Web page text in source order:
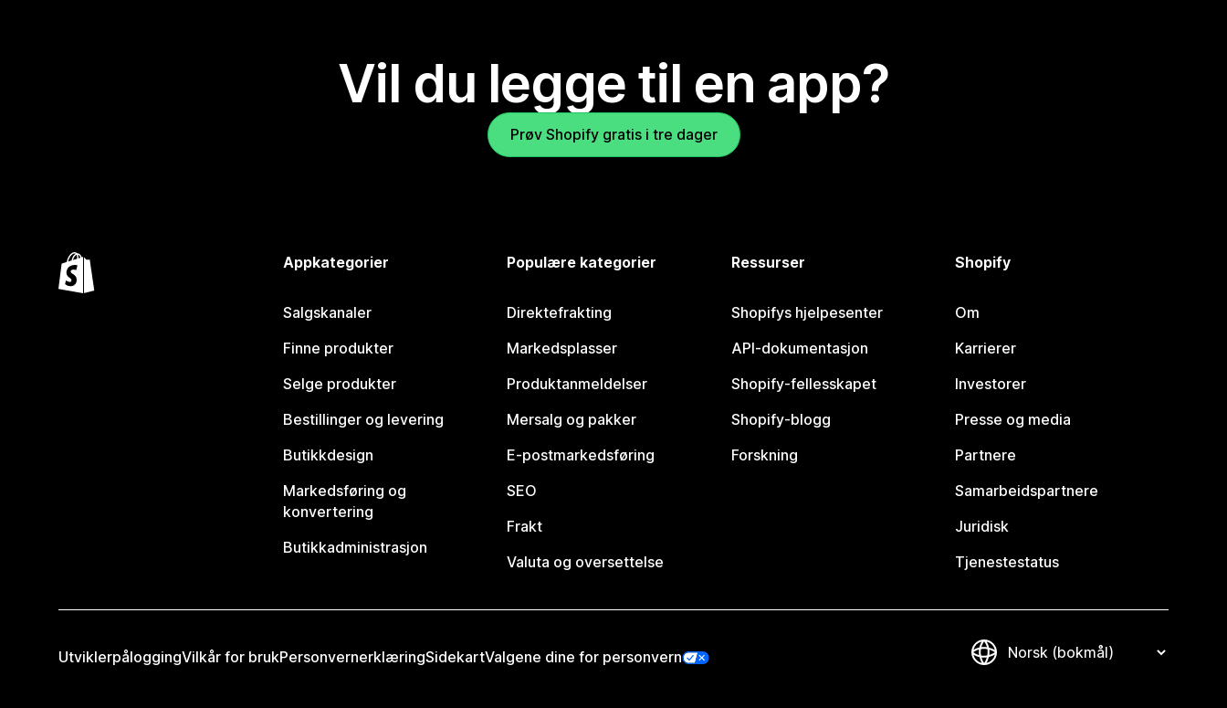
Vil du legge til en app?
Prøv Shopify gratis i tre dager
Appkategorier
Salgskanaler
Finne produkter
Selge produkter
Bestillinger og levering
Butikkdesign
Markedsføring og
konvertering
Butikkadministrasjon
Populære kategorier
Direktefrakting
Markedsplasser
Produktanmeldelser
Mersalg og pakker
E-postmarkedsføring
SEO
Frakt
Valuta og oversettelse
Ressurser
Shopifys hjelpesenter
API-dokumentasjon
Shopify-fellesskapet
Shopify-blogg
Forskning
Shopify
Om
Karrierer
Investorer
Presse og media
Partnere
Samarbeidspartnere
Juridisk
Tjenestestatus
UtviklerpåloggingVilkår for brukPersonvernerklæringSidekartValgene dine for personvern